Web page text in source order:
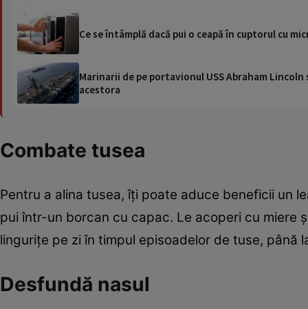
Ce se întâmplă dacă pui o ceapă în cuptorul cu
Marinarii de pe portavionul USS Abraham
acestora
Combate tusea
Pentru a alina tusea, îţi poate aduce beneficii un
pui într-un borcan cu capac. Le acoperi cu miere
linguriţe pe zi în timpul episoadelor de tuse, până
Desfundă nasul